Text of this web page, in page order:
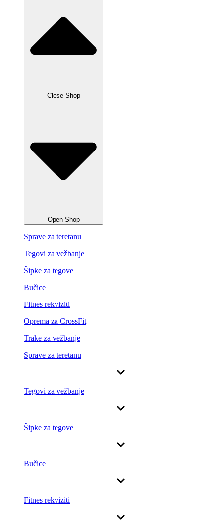
Close Shop
Open Shop
Sprave za teretanu
Tegovi za vežbanje
Šipke za tegove
Bučice
Fitnes rekviziti
Oprema za CrossFit
Trake za vežbanje
Sprave za teretanu
Tegovi za vežbanje
Šipke za tegove
Bučice
Fitnes rekviziti